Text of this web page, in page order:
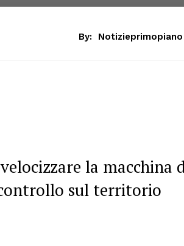
By: Notizieprimopiano
la macchina
sul territorio